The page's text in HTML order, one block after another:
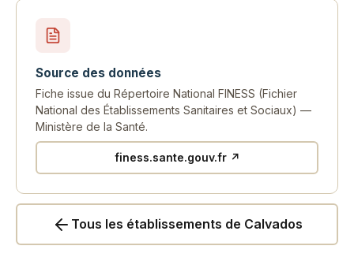
Source des données
Fiche issue du Répertoire National FINESS (Fichier
National des Établissements Sanitaires et Sociaux) —
Ministère de la Santé.
finess.sante.gouv.fr ↗
Tous les établissements de Calvados